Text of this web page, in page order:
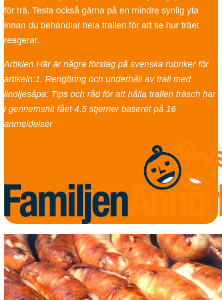
för trä. Testa också gärna på en mindre synlig yta
innan du behandlar hela trallen för att se hur träet
reagerar.
Artiklen Här är några förslag på svenska rubriker för
artikeln:1. Rengöring och underhåll av trall med
linoljesåpa: Tips och råd för att hålla trallen fräsch har
i gennemsnit fået 4.5 stjerner baseret på 16
anmeldelser